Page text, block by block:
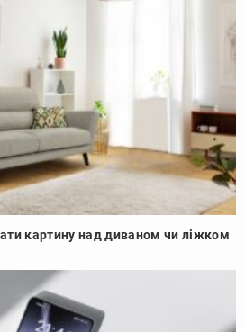
картину над диваном чи ліжком